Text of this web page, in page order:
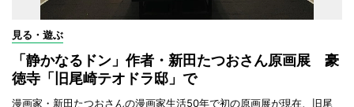
見る・遊ぶ
「静かなるドン」作者・新田たつおさん原画展 豪
徳寺「旧尾崎テオドラ邸」で
漫画家・新田たつおさんの漫画家生活50年で初の原画展が現在、旧尾